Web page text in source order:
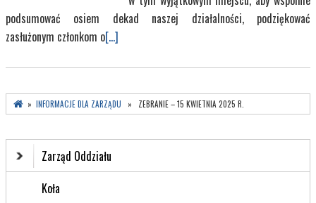
podsumować osiem dekad naszej działalności, podziękować
zasłużonym członkom o[...]
» INFORMACJE DLA ZARZĄDU » ZEBRANIE – 15 KWIETNIA 2025 R.
Zarząd Oddziału
Koła